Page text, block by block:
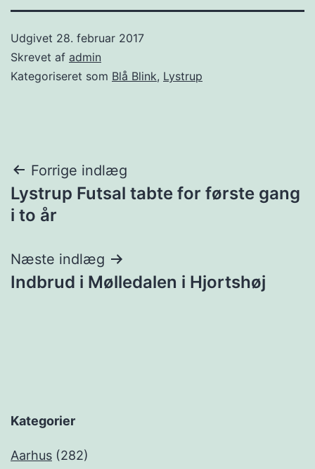
Udgivet 28. februar 2017
Skrevet af admin
Kategoriseret som Blå Blink, Lystrup
Indlægsnavigation
Forrige indlæg
Lystrup Futsal tabte for første gang
i to år
Næste indlæg
Indbrud i Mølledalen i Hjortshøj
Kategorier
Aarhus (282)